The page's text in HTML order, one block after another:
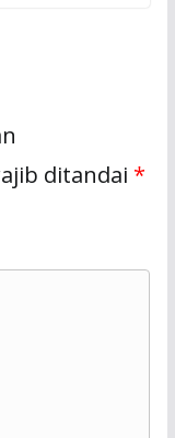
ditandai *